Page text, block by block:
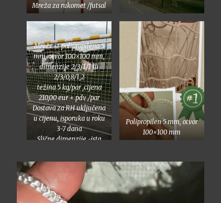
Mreža za rukomet /futsal
Mreže iz polipropilena 5
mm, otvor 100×100 mm,
dimenzije 2/3/1/1 ili
2/3/0,8/1,2
težina 5 kg/par ,cijena
210,00 eur + pdv /par
Dostava za RH uključena
u cijenu, isporuka u roku
3-7 dana
Slične dimenzije -ista
Polipropilen 5 mm, otvor
100×100 mm